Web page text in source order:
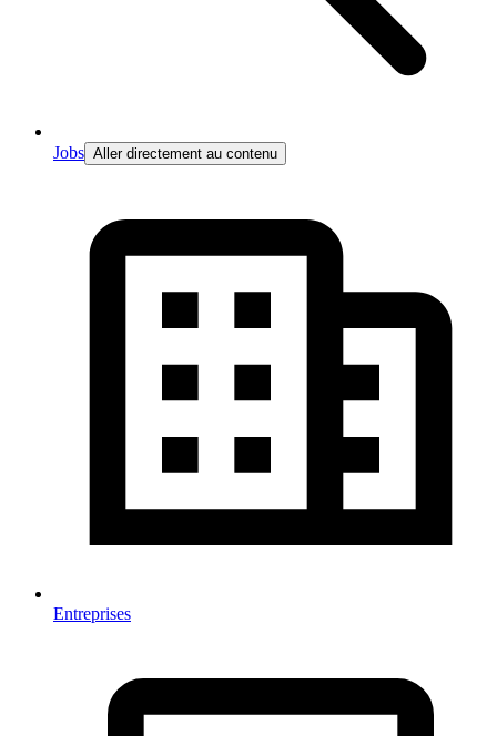
Jobs Aller directement au contenu
Entreprises